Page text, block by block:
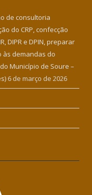
de consultoria
do CRP, confecção
DIPR e DPIN, preparar
às demandas do
Município de Soure –
6 de março de 2026